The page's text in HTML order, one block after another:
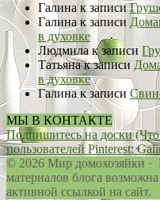
Галина к записи
Галинак записи
в духовке
Людмила к записи
Татьянак записи
в духовке
Галинак записи
МЫ В КОНТАКТЕ
Подпишитесь на доски
пользователей Pinterest:
© 2026 Мир домохозяйки
материалов блога
активной ссылкой на сайт.